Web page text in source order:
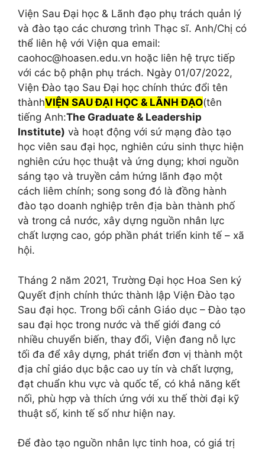
Viện Sau Đại học & Lãnh đạo phụ trách quản lý
và đào tạo các chương trình Thạc sĩ. Anh/Chị có
thể liên hệ với Viện qua email:
caohoc@hoasen.edu.vn hoặc liên hệ trực tiếp
với các bộ phận phụ trách. Ngày 01/07/2022,
Viện Đào tạo Sau Đại học chính thức đổi tên
thànhVIỆN SAU ĐẠI HỌC & LÃNH ĐẠO(tên
tiếng Anh:The Graduate & Leadership
Institute) và hoạt động với sứ mạng đào tạo
học viên sau đại học, nghiên cứu sinh thực hiện
nghiên cứu học thuật và ứng dụng; khơi nguồn
sáng tạo và truyền cảm hứng lãnh đạo một
cách liêm chính; song song đó là đồng hành
đào tạo doanh nghiệp trên địa bàn thành phố
và trong cả nước, xây dựng nguồn nhân lực
chất lượng cao, góp phần phát triển kinh tế – xã
hội.
Tháng 2 năm 2021, Trường Đại học Hoa Sen ký
Quyết định chính thức thành lập Viện Đào tạo
Sau đại học. Trong bối cảnh Giáo dục – Đào tạo
sau đại học trong nước và thế giới đang có
nhiều chuyển biến, thay đổi, Viện đang nỗ lực
tối đa để xây dựng, phát triển đơn vị thành một
địa chỉ giáo dục bậc cao uy tín và chất lượng,
đạt chuẩn khu vực và quốc tế, có khả năng kết
nối, phù hợp và thích ứng với xu thế thời đại kỹ
thuật số, kinh tế số như hiện nay.
Để đào tạo nguồn nhân lực tinh hoa, có giá trị